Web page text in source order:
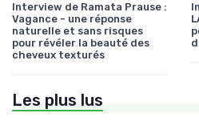
Interview de Ramata Prause :
Vagance - une réponse
naturelle et sans risques
pour révéler la beauté des
cheveux texturés
Les plus lus